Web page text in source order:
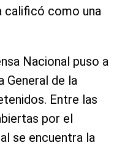
calificó como una
Nacional puso a
General de la
Entre las
por el
se encuentra la